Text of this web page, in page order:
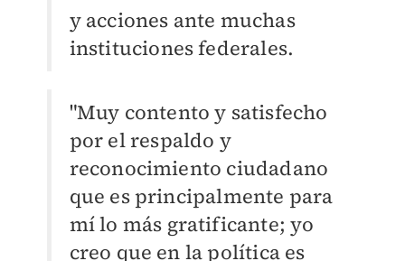
y acciones ante muchas
instituciones federales.
"Muy contento y satisfecho
por el respaldo y
reconocimiento ciudadano
que es principalmente para
mí lo más gratificante; yo
creo que en la política es